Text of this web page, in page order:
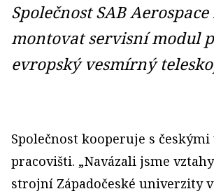
Společnost SAB Aerospace
montovat servisní modul
evropský vesmírný
Společnost kooperuje s
pracovišti. „Navázali jsme
strojní Západočeské univerzity